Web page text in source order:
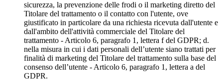
sicurezza, la prevenzione delle frodi o il marketing diretto del
Titolare del trattamento o il contatto con l'utente, ove
giustificato in particolare da una richiesta ricevuta dall'utente e
dall'ambito dell'attività commerciale del Titolare del
trattamento - Articolo 6, paragrafo 1, lettera f del GDPR; d.
nella misura in cui i dati personali dell’utente siano trattati per
finalità di marketing del Titolare del trattamento sulla base del
consenso dell’utente - Articolo 6, paragrafo 1, lettera a del
GDPR.